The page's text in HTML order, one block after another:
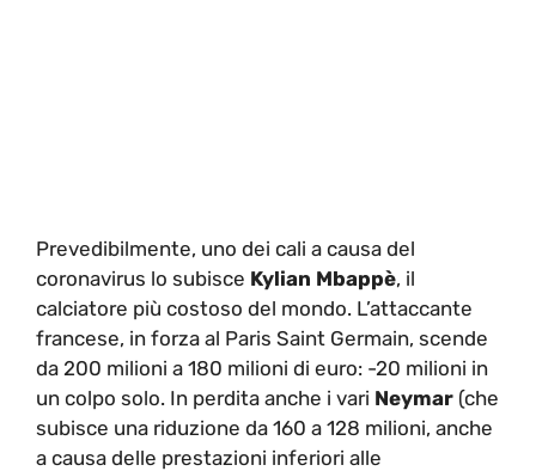
Prevedibilmente, uno dei cali a causa del
coronavirus lo subisce Kylian Mbappè, il
calciatore più costoso del mondo. L’attaccante
francese, in forza al Paris Saint Germain, scende
da 200 milioni a 180 milioni di euro: -20 milioni in
un colpo solo. In perdita anche i vari Neymar (che
subisce una riduzione da 160 a 128 milioni, anche
a causa delle prestazioni inferiori alle